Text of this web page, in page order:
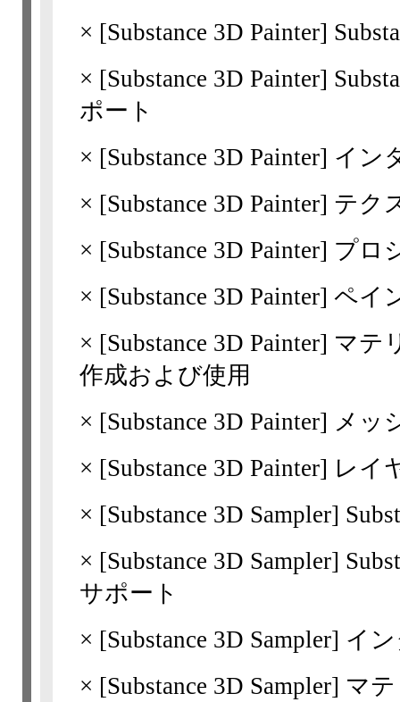
× [Substance 3D Painter]
× [Substance 3D Painter]
ポート
× [Substance 3D Painter] イン
× [Substance 3D Painter] テク
× [Substance 3D Painter] プロ
× [Substance 3D Painter] ペイ
× [Substance 3D Painter] マテ
作成および使用
× [Substance 3D Painter] メッ
× [Substance 3D Painter] レイ
× [Substance 3D Sampler]
× [Substance 3D Sampler]
サポート
× [Substance 3D Sampler] イ
× [Substance 3D Sampler] マ